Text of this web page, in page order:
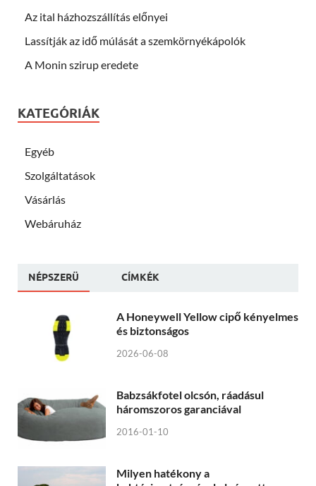
Az ital házhozszállítás előnyei
Lassítják az idő múlását a szemkörnyékápolók
A Monin szirup eredete
KATEGÓRIÁK
Egyéb
Szolgáltatások
Vásárlás
Webáruház
NÉPSZERÜ CÍMKÉK
A Honeywell Yellow cipő kényelmes
és biztonságos
2026-06-08
Babzsákfotel olcsón, ráadásul
háromszoros garanciával
2016-01-10
Milyen hatékony a